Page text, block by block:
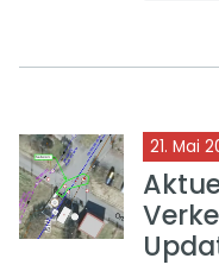
21. Mai